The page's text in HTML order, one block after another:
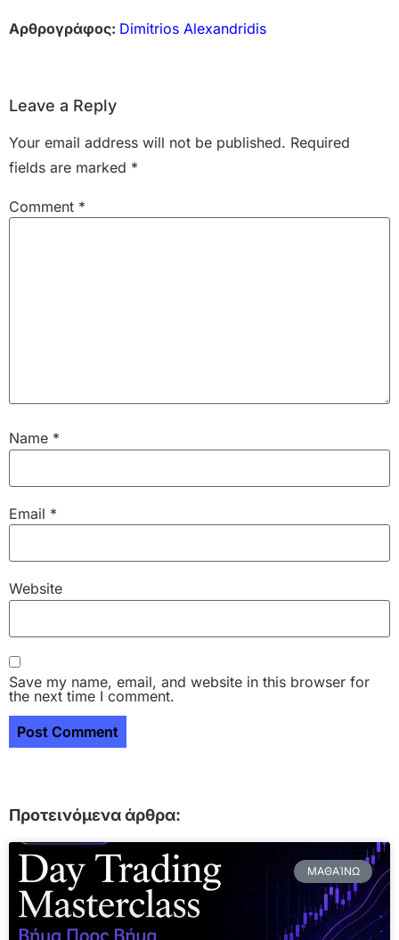
Αρθρογράφος: Dimitrios Alexandridis
Leave a Reply
Your email address will not be published. Required
fields are marked *
Comment *
Name *
Email *
Website
Save my name, email, and website in this browser for
the next time I comment.
Προτεινόμενα άρθρα:
ΜΑΘΑΊΝΩ